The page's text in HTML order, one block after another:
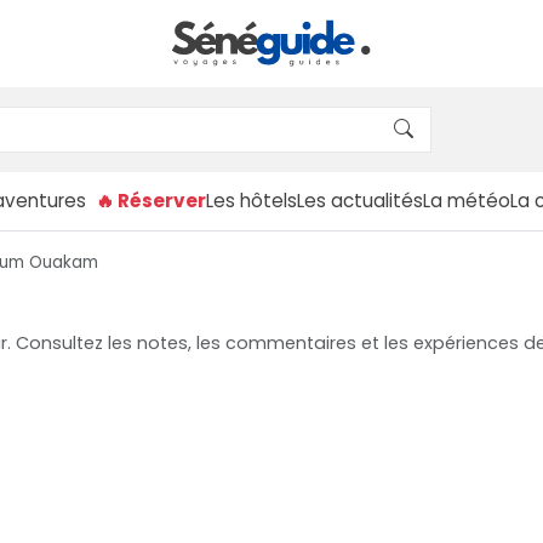
🔥 RéserverLes hôtelsLes actualitésLa météoLa
Ouakam
Consultez les notes, les commentaires et les